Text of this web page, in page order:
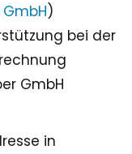
)
bei der
GmbH
in